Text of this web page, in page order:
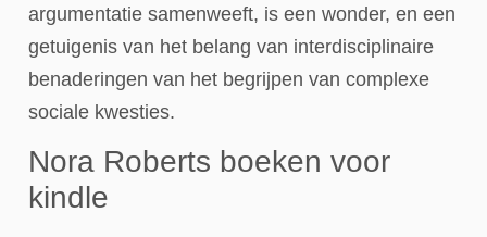
argumentatie samenweeft, is een wonder, en een
getuigenis van het belang van interdisciplinaire
benaderingen van het begrijpen van complexe
sociale kwesties.
Nora Roberts boeken voor
kindle